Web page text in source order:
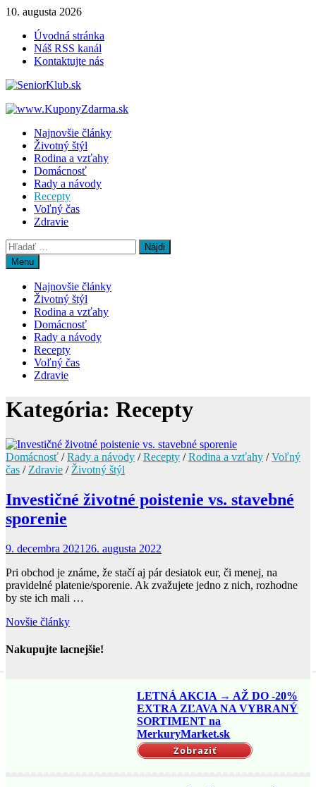
Skip
content
10. augusta 2026
Úvodná stránka
Náš RSS kanál
Kontaktujte nás
Najnovšie články
Životný štýl
Rodina a vzťahy
Domácnosť
Rady a návody
Recepty
Voľný čas
Zdravie
Hľadať:
Menu
Najnovšie články
Životný štýl
Rodina a vzťahy
Domácnosť
Rady a návody
Recepty
Voľný čas
Zdravie
Kategória: Recepty
Domácnosť /Rady a návody /Recepty /Rodina a vzťahy /Voľný
čas / Zdravie / Životný štýl
Investičné životné poistenie vs. stavebné
sporenie
9. decembra 2021 26. augusta 2022
Pri obchod je známe, že stačí aj pár desiatok eur, či menej, na
pravidelné platenie/sporenie. Ak zvažujete jedno z nich, rozhodne
by ste ich mali …
Navigácia
v
Novšie články
Nakupujte lacnejšie!
LETNÁ AKCIA → AŽ DO -20%
EXTRA ZĽAVA NA VYBRANÝ
SORTIMENT na
MerkuryMarket.sk
Zobraziť